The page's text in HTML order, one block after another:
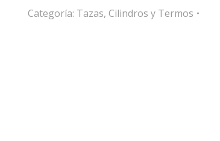
Categoría: Tazas, Cilindros y Termos